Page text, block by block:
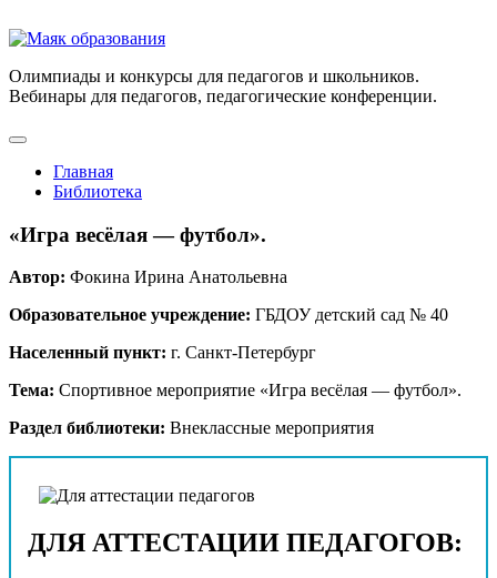
Олимпиады и конкурсы для педагогов и школьников.
Вебинары для педагогов, педагогические конференции.
Главная
Библиотека
«Игра весёлая — футбол».
Автор: Фокина Ирина Анатольевна
Образовательное учреждение: ГБДОУ детский сад № 40
Населенный пункт: г. Санкт-Петербург
Тема: Спортивное мероприятие «Игра весёлая — футбол».
Раздел библиотеки: Внеклассные мероприятия
ДЛЯ АТТЕСТАЦИИ ПЕДАГОГОВ: